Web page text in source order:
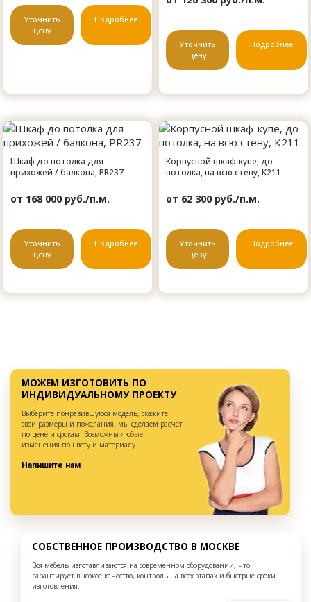
Уточнить
цену
Подробнее
Уточнить
цену
Подробнее
Шкаф до потолка для
прихожей / балкона, PR237
от 168 000 руб./п.м.
Уточнить
цену
Подробнее
Корпусной шкаф-купе, до
потолка, на всю стену, K211
от 62 300 руб./п.м.
Уточнить
цену
Подробнее
МОЖЕМ ИЗГОТОВИТЬ ПО
ИНДИВИДУАЛЬНОМУ ПРОЕКТУ
Выберите понравившуюся модель, скажите
свои размеры и пожелания, мы сделаем расчет
по цене и срокам. Возможны любые
изменения по цвету и материалу.
Напишите нам
СОБСТВЕННОЕ ПРОИЗВОДСТВО В МОСКВЕ
Вся мебель изготавливаются на современном оборудовании, что
гарантирует высокое качество, контроль на всех этапах и быстрые сроки
изготовления.